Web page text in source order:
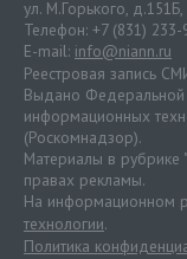
ул. М.Горького,
Телефон: +7 (831) 233-
E-mail: info@niann.ru
Реестровая запись
Выдано Федеральной
информационных
(Роскомнадзор).
Материалы в рубрике
правах рекламы.
На информационном
технологии.
Политика